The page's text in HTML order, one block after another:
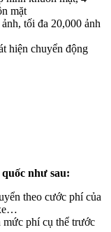
mặt
tối đa 20,000 ảnh
hiện chuyển động
như sau:
theo cước phí của
mức phí cụ thể trước